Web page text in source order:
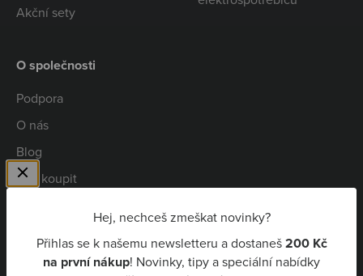
Hej, nechceš zmeškat novinky?
Přihlas se k našemu newsletteru a dostaneš200 Kč
na první nákup! Novinky, tipy a speciální nabídky
Akční sety
O společnosti
Podpora
O nás
Blog
Kde koupit
Niceboy Pay